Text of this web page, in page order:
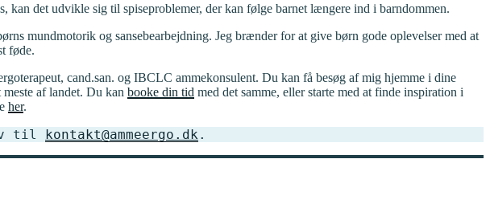
det udvikle sig til spiseproblemer, der kan følge barnet længere ind i barndommen.
mundmotorik og sansebearbejdning. Jeg brænder for at give børn gode oplevelser med at
føde.
cand.san. og IBCLC ammekonsulent. Du kan få besøg af mig hjemme i dine
af landet. Du kan booke din tid med det samme, eller starte med at finde inspiration i
her.
til kontakt@ammeergo.dk .